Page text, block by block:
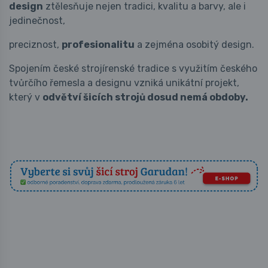
design ztělesňuje nejen tradici, kvalitu a barvy, ale i
jedinečnost,
preciznost, profesionalitu a zejména osobitý design.
Spojením české strojírenské tradice s využitím českého
tvůrčího řemesla a designu vzniká unikátní projekt,
který v odvětví šicích strojů dosud nemá obdoby.